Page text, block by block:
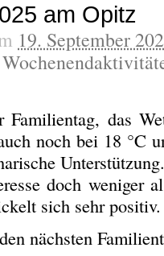
am Opitz
19. September
Familientag, das
noch bei 18 °C
doch weniger
sich sehr positiv.
nächsten